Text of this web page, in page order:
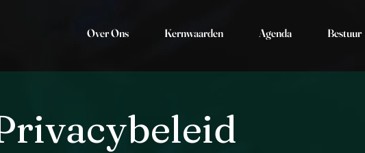
Over Ons Kernwaarden Agenda Bestuur